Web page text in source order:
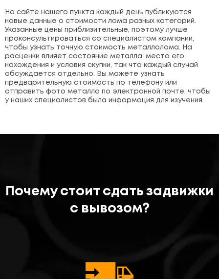
На сайте нашего пункта каждый день публикуются
новые данные о стоимости лома разных категорий.
Указанные цены приблизительные, поэтому лучше
проконсультироваться со специалистом компании,
чтобы узнать точную стоимость металлолома. На
расценки влияет состояние металла, место его
нахождения и условия скупки, так что каждый случай
обсуждается отдельно. Вы можете узнать
предварительную стоимость по телефону или
отправить фото металла по электронной почте, чтобы
у наших специалистов была информация для изучения.
Почему стоит сдать задвижки
с вывозом?